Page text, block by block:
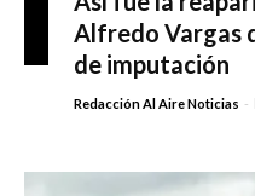
Alfredo Vargas
de imputación
Redacción Al Aire Noticias -